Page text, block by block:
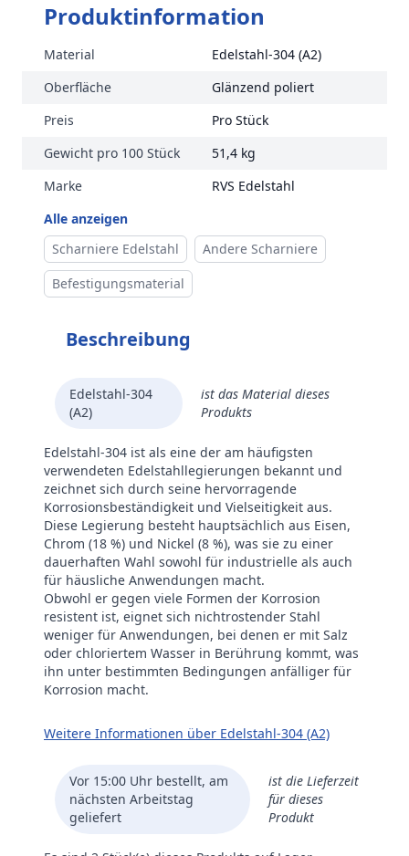
Produktinformation
Material
Edelstahl-304 (A2)
Oberfläche
Glänzend poliert
Preis
Pro Stück
Gewicht pro 100 Stück
51,4 kg
Marke
RVS Edelstahl
Alle anzeigen
Scharniere Edelstahl
Andere Scharniere
Befestigungsmaterial
Beschreibung
Edelstahl-304
(A2)
ist das Material dieses
Produkts
Edelstahl-304 ist als eine der am häufigsten
verwendeten Edelstahllegierungen bekannt und
zeichnet sich durch seine hervorragende
Korrosionsbeständigkeit und Vielseitigkeit aus.
Diese Legierung besteht hauptsächlich aus Eisen,
Chrom (18 %) und Nickel (8 %), was sie zu einer
dauerhaften Wahl sowohl für industrielle als auch
für häusliche Anwendungen macht.
Obwohl er gegen viele Formen der Korrosion
resistent ist, eignet sich nichtrostender Stahl
weniger für Anwendungen, bei denen er mit Salz
oder chloriertem Wasser in Berührung kommt, was
ihn unter bestimmten Bedingungen anfälliger für
Korrosion macht.
Weitere Informationen über Edelstahl-304 (A2)
Vor 15:00 Uhr bestellt, am
nächsten Arbeitstag
geliefert
ist die Lieferzeit
für dieses
Produkt